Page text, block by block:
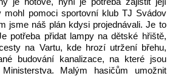
mohl pomoci sportovní klub TJ Svádov
jsme náš plán kdysi projednávali. Je to
potřeba přidat lampy na dětské hřiště,
na Vartu, kde hrozí utržení břehu,
budování kanalizace, na které jsou
Malým hasičům umožnit